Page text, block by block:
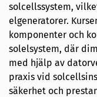
solcellssystem,
elgeneratorer.
komponenter och
solelsystem, där
med hjälp av
praxis vid
säkerhet och